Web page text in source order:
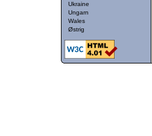
Ukraine
Ungarn
Wales
Østrig